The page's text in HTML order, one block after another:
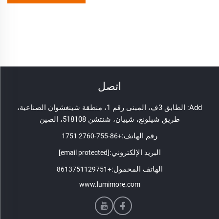
اتصل
Add: الطابق 3ف، المبنى رقم 1، منطقة شينغشوان الصناعية،
طريق شيلونغ، شييان، شنتشن 518108، الصين
رقم الهاتف:+86-755-2760 1751
البريد الإلكتروني:[email protected]
الهاتف المحمول:+8613751129751
www.lumimore.com